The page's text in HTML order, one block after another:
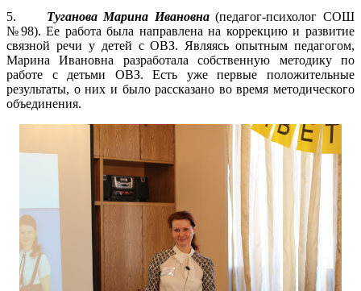
5. Туганова Марина Ивановна(педагог-психолог СОШ
№98). Ее работа была направлена на коррекцию и развитие
связной речи у детей с ОВЗ. Являясь опытным педагогом,
Марина Ивановна разработала собственную методику по
работе с детьми ОВЗ. Есть уже первые положительные
результаты, о них и было рассказано во время методического
объединения.